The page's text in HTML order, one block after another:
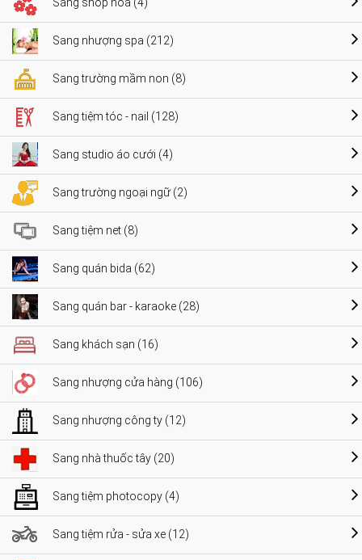
Sang nhượng spa (212)
Sang trường mầm non (8)
Sang tiệm tóc - nail (128)
Sang studio áo cưới (4)
Sang trường ngoại ngữ (2)
Sang tiệm net (8)
Sang quán bida (62)
Sang quán bar - karaoke (28)
Sang khách sạn (16)
Sang nhượng cửa hàng (106)
Sang nhượng công ty (12)
Sang nhà thuốc tây (20)
Sang tiệm photocopy (4)
Sang tiệm rửa - sửa xe (12)